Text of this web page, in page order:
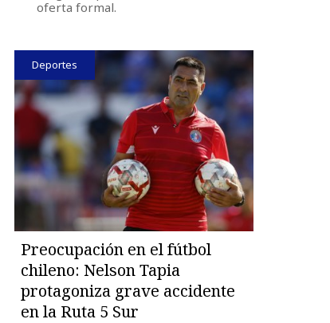
oferta formal.
Deportes
Preocupación en el fútbol
chileno: Nelson Tapia
protagoniza grave accidente
en la Ruta 5 Sur